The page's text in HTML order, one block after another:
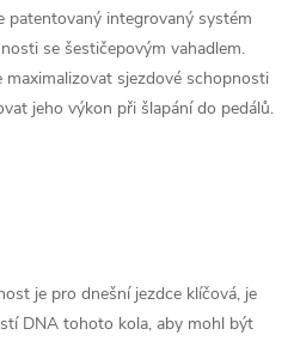
patentovaný integrovaný systém
se šestičepovým vahadlem.
sjezdové schopnosti
jeho výkon při šlapání do pedálů.
je pro dnešní jezdce klíčová, je
DNA tohoto kola, aby mohl být